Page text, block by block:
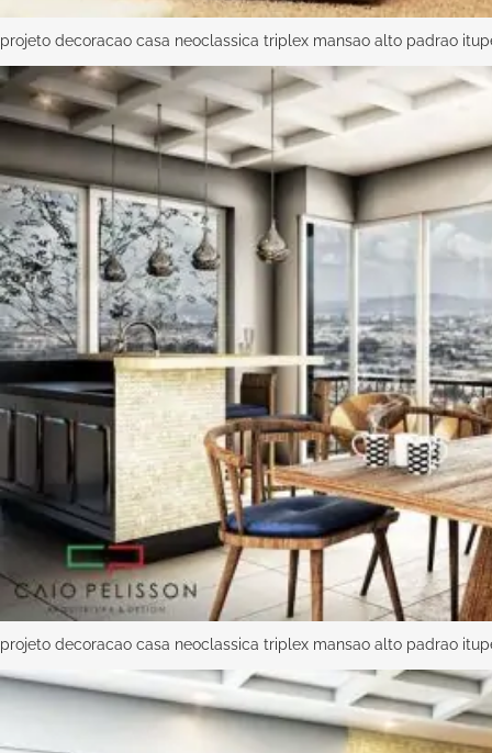
projeto decoracao casa neoclassica triplex mansao alto padrao
projeto decoracao casa neoclassica triplex mansao alto padrao